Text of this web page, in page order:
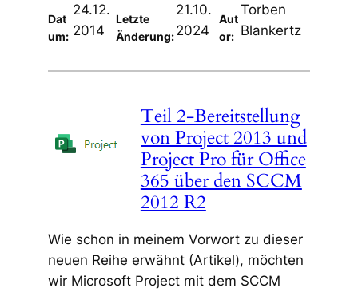
Dat
um:
24.12.
2014
Letzte
Änderung:
21.10.
2024
Aut
or:
Torben
Blankertz
Teil 2-Bereitstellung
von Project 2013 und
Project Pro für Office
365 über den SCCM
2012 R2
Wie schon in meinem Vorwort zu dieser
neuen Reihe erwähnt (Artikel), möchten
wir Microsoft Project mit dem SCCM